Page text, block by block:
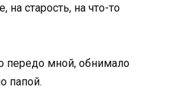
на старость, на что-то
передо мной, обнимало
папой.